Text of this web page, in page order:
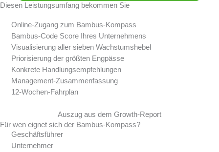
Diesen Leistungsumfang bekommen Sie
Online-Zugang zum Bambus-Kompass
Bambus-Code Score Ihres Unternehmens
Visualisierung aller sieben Wachstumshebel
Priorisierung der größten Engpässe
Konkrete Handlungsempfehlungen
Management-Zusammenfassung
12-Wochen-Fahrplan
Auszug aus dem Growth-Report
Für wen eignet sich der Bambus-Kompass?
Geschäftsführer
Unternehmer